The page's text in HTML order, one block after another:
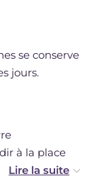
se conserve
jours.
à la place